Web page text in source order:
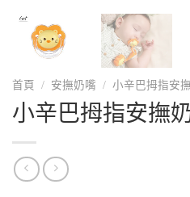
首頁 / 安撫奶嘴 / 小辛巴拇指安
小辛巴拇指安撫